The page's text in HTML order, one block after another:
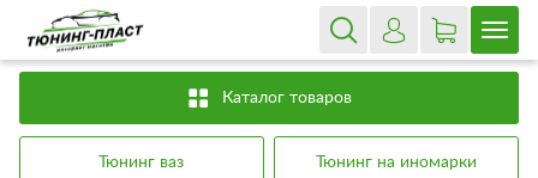
Каталог товаров
Тюнинг ваз Тюнинг на иномарки